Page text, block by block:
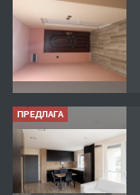
ПРЕДЛАГА